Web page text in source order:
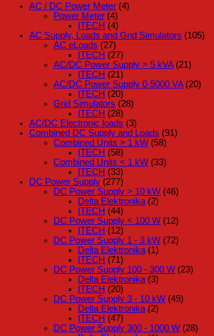
AC / DC Power Meter (4)
Power Meter (4)
ITECH (4)
AC Supply, Loads and Grid Simulators (105)
AC eLoads (27)
ITECH (27)
AC/DC Power Supply > 5 kVA (21)
ITECH (21)
AC/DC Power Supply 0-5000 VA (20)
ITECH (20)
Grid Simulators (28)
ITECH (28)
AC/DC Electronic loads (3)
Combined DC Supply and Loads (91)
Combined Units > 1 kW (58)
ITECH (58)
Combined Units < 1 kW (33)
ITECH (33)
DC Power Supply (277)
DC Power Supply > 10 kW (46)
Delta Elektronika (2)
ITECH (44)
DC Power Supply < 100 W (12)
ITECH (12)
DC Power Supply 1 - 3 kW (72)
Delta Elektronika (1)
ITECH (71)
DC Power Supply 100 - 300 W (23)
Delta Elektronika (3)
ITECH (20)
DC Power Supply 3 - 10 kW (49)
Delta Elektronika (2)
ITECH (47)
DC Power Supply 300 - 1000 W (28)